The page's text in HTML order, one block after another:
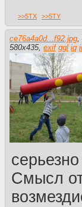
>>5TX >>5TY
ce76a4a0d...f92.jpg,
580x435, exif ggl iq
Смысл